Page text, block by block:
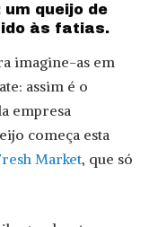
queijo de
às fatias.
imagine-as em
assim é o
empresa
começa esta
Market, que só